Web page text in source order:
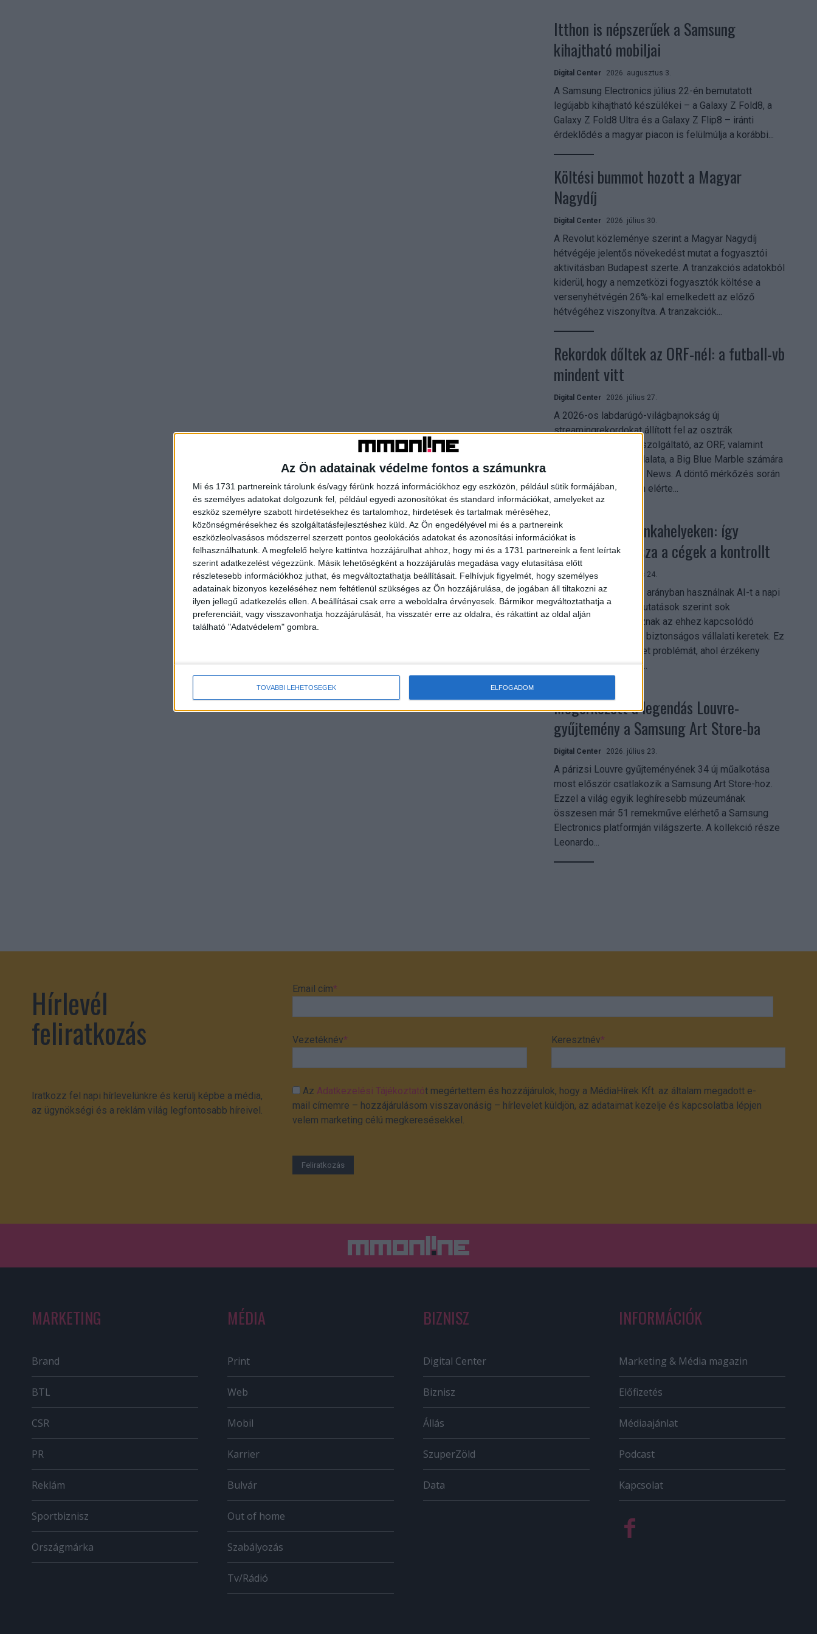
Az Ön adatainak védelme fontos a számunkra
Mi és 1731 partnereink tárolunk és/vagy férünk hozzá információkhoz egy eszközön, például sütik formájában,
és személyes adatokat dolgozunk fel, például egyedi azonosítókat és standard információkat, amelyeket az
eszköz személyre szabott hirdetésekhez és tartalomhoz, hirdetések és tartalmak méréséhez,
közönségmérésekhez és szolgáltatásfejlesztéshez küld. Az Ön engedélyével mi és a partnereink
eszközleolvasásos módszerrel szerzett pontos geolokációs adatokat és azonosítási információkat is
felhasználhatunk. A megfelelő helyre kattintva hozzájárulhat ahhoz, hogy mi és a 1731 partnereink a fent leírtak
szerint adatkezelést végezzünk. Másik lehetőségként a hozzájárulás megadása vagy elutasítása előtt
részletesebb információkhoz juthat, és megváltoztathatja beállításait. Felhívjuk figyelmét, hogy személyes
adatainak bizonyos kezeléséhez nem feltétlenül szükséges az Ön hozzájárulása, de jogában áll tiltakozni az
ilyen jellegű adatkezelés ellen. A beállításai csak erre a weboldalra érvényesek. Bármikor megváltoztathatja a
preferenciáit, vagy visszavonhatja hozzájárulását, ha visszatér erre az oldalra, és rákattint az oldal alján
található "Adatvédelem" gombra.
TOVÁBBI LEHETŐSÉGEK ELFOGADOM
Itthon is népszerűek a Samsung
kihajtható mobiljai
Digital Center 2026. augusztus 3.
A Samsung Electronics július 22-én bemutatott
legújabb kihajtható készülékei – a Galaxy Z Fold8, a
Galaxy Z Fold8 Ultra és a Galaxy Z Flip8 – iránti
érdeklődés a magyar piacon is felülmúlja a korábbi...
Költési bummot hozott a Magyar
Nagydíj
Digital Center 2026. július 30.
A Revolut közleménye szerint a Magyar Nagydíj
hétvégéje jelentős növekedést mutat a fogyasztói
aktivitásban Budapest szerte. A tranzakciós adatokból
kiderül, hogy a nemzetközi fogyasztók költése a
versenyhétvégén 26%-kal emelkedett az előző
hétvégéhez viszonyítva. A tranzakciók...
Rekordok dőltek az ORF-nél: a futball-vb
mindent vitt
Digital Center 2026. július 27.
A 2026-os labdarúgó-világbajnokság új
streamingrekordokat állított fel az osztrák
közszolgálati műsorszolgáltató, az ORF, valamint
technológiai leányvállalata, a Big Blue Marble számára
– írja a Broadband TV News. A döntő mérkőzés során
az átlagos nézőszám elérte...
Shadow AI a munkahelyeken: így
szerezhetik vissza a cégek a kontrollt
Digital Center 2026. július 24.
A munkavállalók nagy arányban használnak AI-t a napi
munkában, ám friss kutatások szerint sok
szervezetnél hiányoznak az ehhez kapcsolódó
világos irányelvek és biztonságos vállalati keretek. Ez
különösen ott jelenthet problémát, ahol érzékeny
üzleti információkkal...
Megérkezett a legendás Louvre-
gyűjtemény a Samsung Art Store-ba
Digital Center 2026. július 23.
A párizsi Louvre gyűjteményének 34 új műalkotása
most először csatlakozik a Samsung Art Store-hoz.
Ezzel a világ egyik leghíresebb múzeumának
összesen már 51 remekműve elérhető a Samsung
Electronics platformján világszerte. A kollekció része
Leonardo...
Hírlevél
feliratkozás
Iratkozz fel napi hírlevelünkre és kerülj képbe a média,
az ügynökségi és a reklám világ legfontosabb híreivel.
Email cím*
Vezetéknév* Keresztnév*
AzAdatkezelési Tájékoztatót megértettem és hozzájárulok, hogy a MédiaHírek Kft. az általam megadott e-
mail címemre – hozzájárulásom visszavonásig – hírlevelet küldjön, az adataimat kezelje és kapcsolatba lépjen
velem marketing célú megkeresésekkel.
MARKETING
Brand
BTL
CSR
PR
Reklám
Sportbiznisz
Országmárka
MÉDIA
Print
Web
Mobil
Karrier
Bulvár
Out of home
Szabályozás
Tv/Rádió
BIZNISZ
Digital Center
Biznisz
Állás
SzuperZöld
Data
INFORMÁCIÓK
Marketing & Média magazin
Előfizetés
Médiaajánlat
Podcast
Kapcsolat